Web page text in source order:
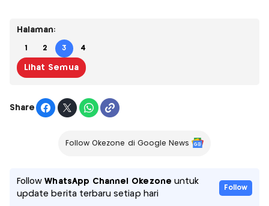
Halaman:
1 2 3 4
Lihat Semua
Share
Follow Okezone di Google News
FollowWhatsApp Channel Okezone untuk
update berita terbaru setiap hari
Follow